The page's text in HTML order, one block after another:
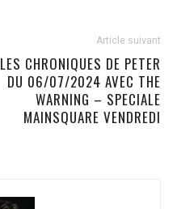
Article suivant
LES CHRONIQUES DE PETER
DU 06/07/2024 AVEC THE
WARNING – SPECIALE
MAINSQUARE VENDREDI